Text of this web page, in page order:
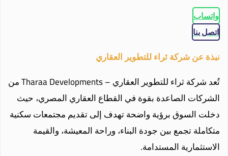
واتساب
اتصل بنا
نبذة عن شركة ثراء للتطوير العقاري
تُعد شركة ثراء للتطوير العقاري – Tharaa Developments من
الشركات الصاعدة بقوة في القطاع العقاري المصري، حيث
دخلت السوق برؤية واضحة تهدف إلى تقديم مجتمعات سكنية
متكاملة تجمع بين جودة البناء، وراحة المعيشة، والقيمة
الاستثمارية المستدامة.